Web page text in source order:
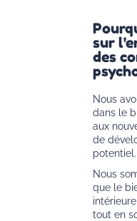
sur
des
Nous
dans le
aux
de
potentiel.
Nous
que le
tout en